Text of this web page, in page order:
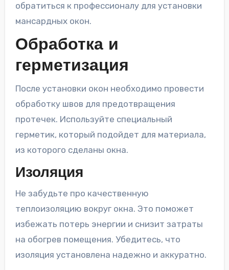
обратиться к профессионалу для установки
мансардных окон.
Обработка и
герметизация
После установки окон необходимо провести
обработку швов для предотвращения
протечек. Используйте специальный
герметик, который подойдет для материала,
из которого сделаны окна.
Изоляция
Не забудьте про качественную
теплоизоляцию вокруг окна. Это поможет
избежать потерь энергии и снизит затраты
на обогрев помещения. Убедитесь, что
изоляция установлена надежно и аккуратно.